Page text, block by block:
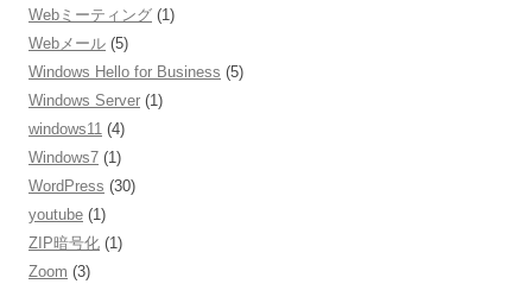
Webミーティング (1)
Webメール (5)
Windows Hello for Business (5)
Windows Server (1)
windows11 (4)
Windows7 (1)
WordPress (30)
youtube (1)
ZIP暗号化 (1)
Zoom (3)